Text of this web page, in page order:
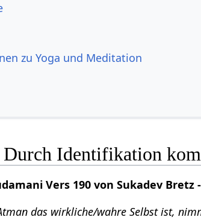
zu Yoga und Meditation
Identifikation
Vers 190 von Sukadev Bretz -
das wirkliche/wahre Selbst ist,